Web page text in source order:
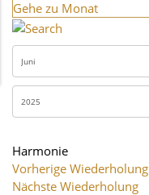
Gehe zu Monat
Harmonie
Vorherige Wiederholung
Nächste Wiederholung